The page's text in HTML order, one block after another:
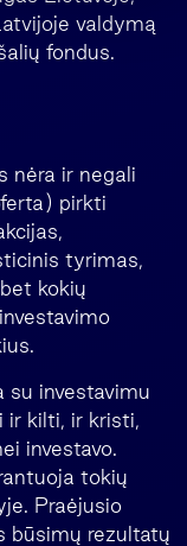
valdymą
fondus.
nėra ir negali
pirkti
tyrimas,
kokių
su investavimu
ir kilti, ir kristi,
investavo.
tokių
Praėjusio
būsimų rezultatų